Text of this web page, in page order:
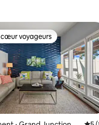
cœur voyageurs
voyageurs